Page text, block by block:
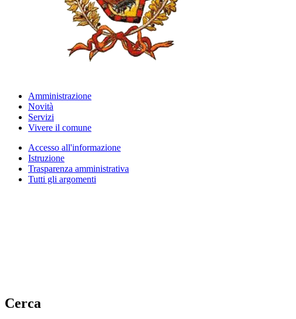
Amministrazione
Novità
Servizi
Vivere il comune
Accesso all'informazione
Istruzione
Trasparenza amministrativa
Tutti gli argomenti
Cerca